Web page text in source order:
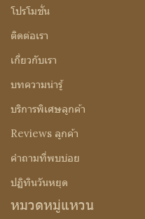
โปรโมชั่น
ติดต่อเรา
เกี่ยวกับเรา
บทความน่ารู้
บริการพิเศษลูกค้า
Reviews ลูกค้า
คำถามที่พบบ่อย
ปฏิทินวันหยุด
หมวดหมู่แหวน